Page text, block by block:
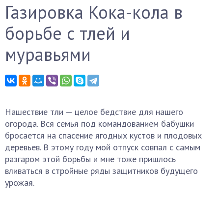
Газировка Кока-кола в
борьбе с тлей и
муравьями
Нашествие тли — целое бедствие для нашего
огорода. Вся семья под командованием бабушки
бросается на спасение ягодных кустов и плодовых
деревьев. В этому году мой отпуск совпал с самым
разгаром этой борьбы и мне тоже пришлось
вливаться в стройные ряды защитников будущего
урожая.